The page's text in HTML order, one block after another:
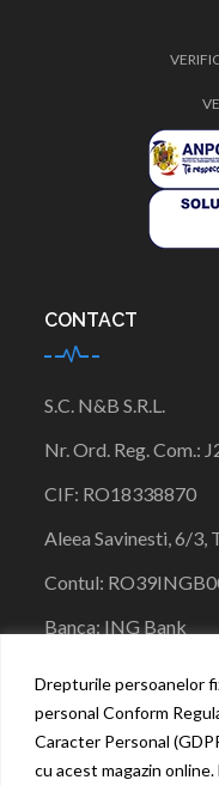
Drepturile persoanelor
personal Conform
Caracter Personal
cu acest magazin
CONTACT
S.C. N&B S.R.L.
Nr. Ord. Reg. Com.:
CIF: RO18338870
Aleea Savinesti, 6/3,
Contul:
Banca: ING Bank